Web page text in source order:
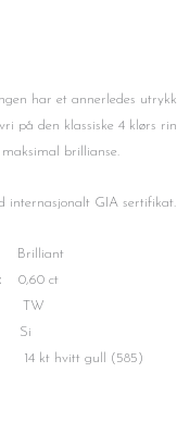
har et annerledes
på den klassiske 4 klørs
brillianse.
internasjonalt GIA sertifikat.
0,60 ct
gull (585)